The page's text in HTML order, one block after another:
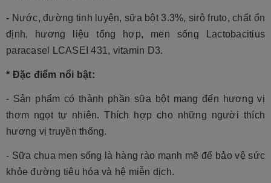
- Nước, đường tinh luyện, sữa bột 3.3%, sirô fruto, chất ổn
định, hương liệu tổng hợp, men sống Lactobacitius
paracasel LCASEI 431, vitamin D3.
* Đặc điểm nổi bật:
- Sản phẩm có thành phần sữa bột mang đến hương vị
thơm ngọt tự nhiên. Thích hợp cho những người thích
hương vị truyền thống.
- Sữa chua men sống là hàng rào mạnh mẽ để bảo vệ sức
khỏe đường tiêu hóa và hệ miễn dịch.